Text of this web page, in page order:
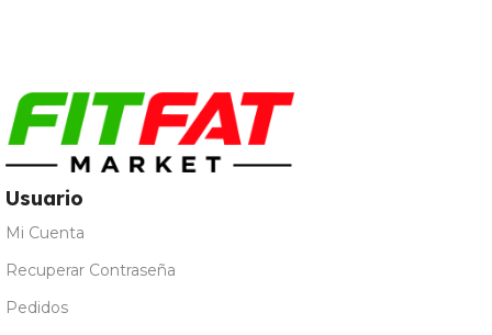
Usuario
Mi Cuenta
Recuperar Contraseña
Pedidos